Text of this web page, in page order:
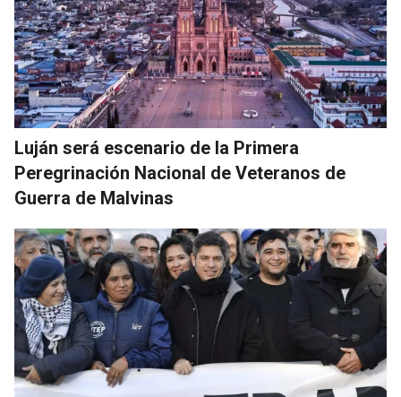
Luján será escenario de la Primera
Peregrinación Nacional de Veteranos de
Guerra de Malvinas